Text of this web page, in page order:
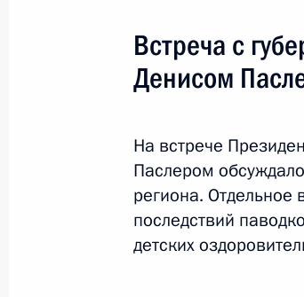
Встреча с
Денисом
На встрече
Паслером
региона.
последствий
детских